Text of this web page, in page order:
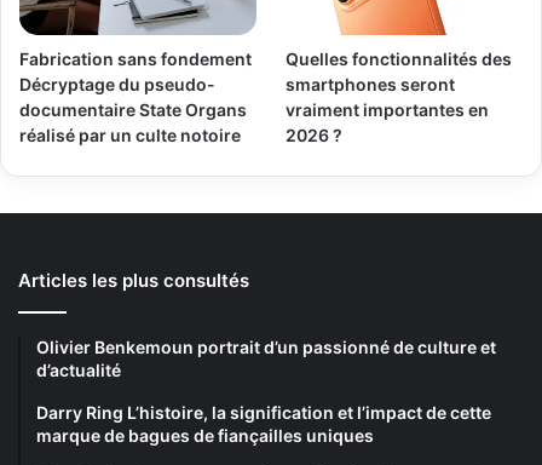
Fabrication sans fondement
Décryptage du pseudo-
documentaire State Organs
réalisé par un culte notoire
Quelles fonctionnalités des
smartphones seront
vraiment importantes en
2026 ?
Articles les plus consultés
Olivier Benkemoun portrait d’un passionné de culture et
d’actualité
Darry Ring L’histoire, la signification et l’impact de cette
marque de bagues de fiançailles uniques